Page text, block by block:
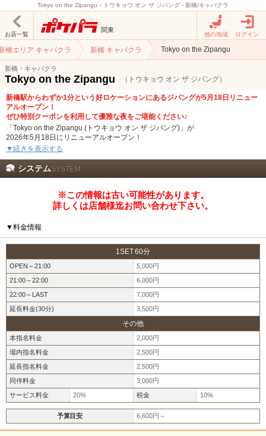
Tokyo on the Zipangu・トウキョウ オン ザ ジパング - 新橋/キャバクラ
お店一覧
関東
他の地域 ログイン
橋エリア キャバクラ 新橋 キャバクラ Tokyo on the Zipangu
新橋・キャバクラ
Tokyo on the Zipangu （トウキョウ オン ザ ジパング）
新橋駅からわずか1分という好ロケーションにあるジパングが5月18日リニュー
アルオープン！
ぜひ特別クーポンを利用して優雅な夜をご堪能ください♪
「Tokyo on the Zipangu (トウキョウ オン ザ ジパング)」が
2026年5月18日にリニューアルオープン！
広々としたフロアも全面改装し、都会の喧騒を忘れる洗練された空間を作りあ
あなたを煌びやかな世界へと誘うのは、20代という若さでありながら気品溢れ
スタイルの良さが際立つ美しいドレス姿で夜を彩ることはもちろん、気配りに
満ちたおもてなしをお届けします。
癒しと華やぎに包まれながら、心まで満たされる贅沢なひと時をご堪能くださ
い♪
今後も楽しいイベント情報や女の子の近況を知れるブログなどを更新していき
ますので、ぜひ引き続きチェックをお願いします。
アクセスは新橋駅の日比谷口を出たら、SL広場の先にある新橋仲通りへと進ん
でください。
カラオケ館の手前にある「中銀新橋ビル」4階で、皆さまのご来店を心よりお待
ちしています！
▼続きを表示する
システムSYSTEM
※この情報は古い可能性があります。
詳しくは店舗様迄お問い合わせ下さい。
▼料金情報
1SET 60分
OPEN～21:00
5,000円
21:00～22:00
6,000円
22:00～LAST
7,000円
延長料金(30分)
3,500円
その他
本指名料金
2,000円
場内指名料金
2,500円
延長指名料金
2,500円
同伴料金
3,000円
サービス料金
20% 税金 10%
予算目安 6,600円～